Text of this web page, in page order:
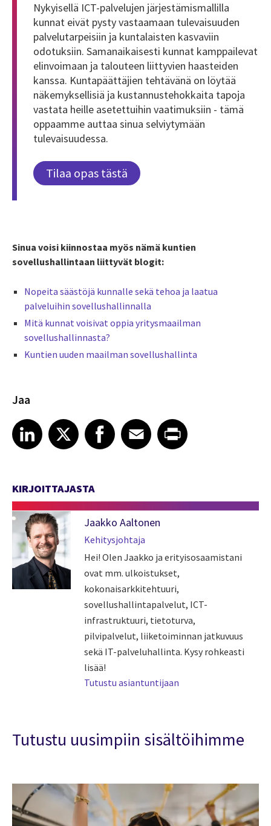
Nykyisellä ICT-palvelujen järjestämismallilla
kunnat eivät pysty vastaamaan tulevaisuuden
palvelutarpeisiin ja kuntalaisten kasvaviin
odotuksiin. Samanaikaisesti kunnat kamppailevat
elinvoimaan ja talouteen liittyvien haasteiden
kanssa. Kuntapäättäjien tehtävänä on löytää
näkemyksellisiä ja kustannustehokkaita tapoja
vastata heille asetettuihin vaatimuksiin - tämä
oppaamme auttaa sinua selviytymään
tulevaisuudessa.
Tilaa opas tästä
Sinua voisi kiinnostaa myös nämä kuntien
sovellushallintaan liittyvät blogit:
Nopeita säästöjä kunnalle sekä tehoa ja laatua
palveluihin sovellushallinnalla
Mitä kunnat voisivat oppia yritysmaailman
sovellushallinnasta?
Kuntien uuden maailman sovellushallinta
Jaa
Share article on LinkedIn
LinkedIn
Share article on XShare article on Facebook
Facebook
Share article on Email
EmailShare article on Print
KIRJOITTAJASTA
Jaakko Aaltonen
Kehitysjohtaja
Hei! Olen Jaakko ja erityisosaamistani
ovat mm. ulkoistukset,
kokonaisarkkitehtuuri,
sovellushallintapalvelut, ICT-
infrastruktuuri, tietoturva,
pilvipalvelut, liiketoiminnan jatkuvuus
sekä IT-palveluhallinta. Kysy rohkeasti
lisää!
Tutustu asiantuntijaan
Tutustu uusimpiin sisältöihimme